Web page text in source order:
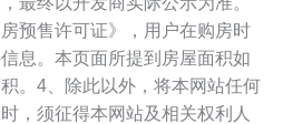
预售许可证》，用户在购房时
息。本页面所提到房屋面积如
。4、除此以外，将本网站任何
，须征得本网站及相关权利人